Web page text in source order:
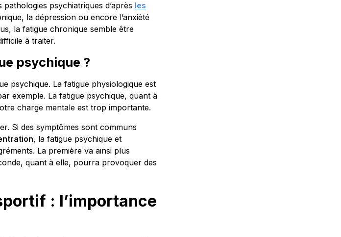
psychiatriques d’après les
la dépression ou encore l’anxiété
la fatigue chronique semble être
à traiter.
psychique ?
psychique. La fatigue physiologique est
exemple. La fatigue psychique, quant à
charge mentale est trop importante.
Si des symptômes sont communs
, la fatigue psychique et
La première va ainsi plus
quant à elle, pourra provoquer des
: l’importance